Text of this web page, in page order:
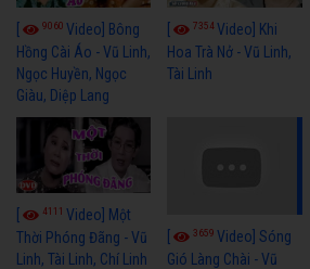
9060 Video] Bông
Hồng Cài Áo - Vũ Linh,
Ngọc Huyền, Ngọc
Giàu, Diệp Lang
7354Video] Khi
Hoa Trà Nở - Vũ Linh,
Tài Linh
4111 Video] Một
Thời Phóng Đãng - Vũ
Linh, Tài Linh, Chí Linh
3659Video] Sóng
Gió Làng Chài - Vũ